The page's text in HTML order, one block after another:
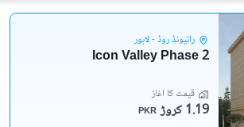
رائیونڈ روڈ - لاہور
Icon Valley Phase 2
قیمت کا آغاز
PKR 1.19 کروڑ